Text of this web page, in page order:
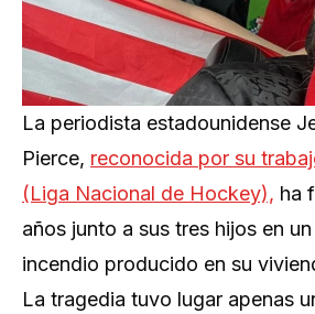
La periodista estadounidense
Pierce, reconocida por su
(Liga Nacional de Hockey), ha
años junto a sus tres hijos en
incendio producido en su
La tragedia tuvo lugar apenas